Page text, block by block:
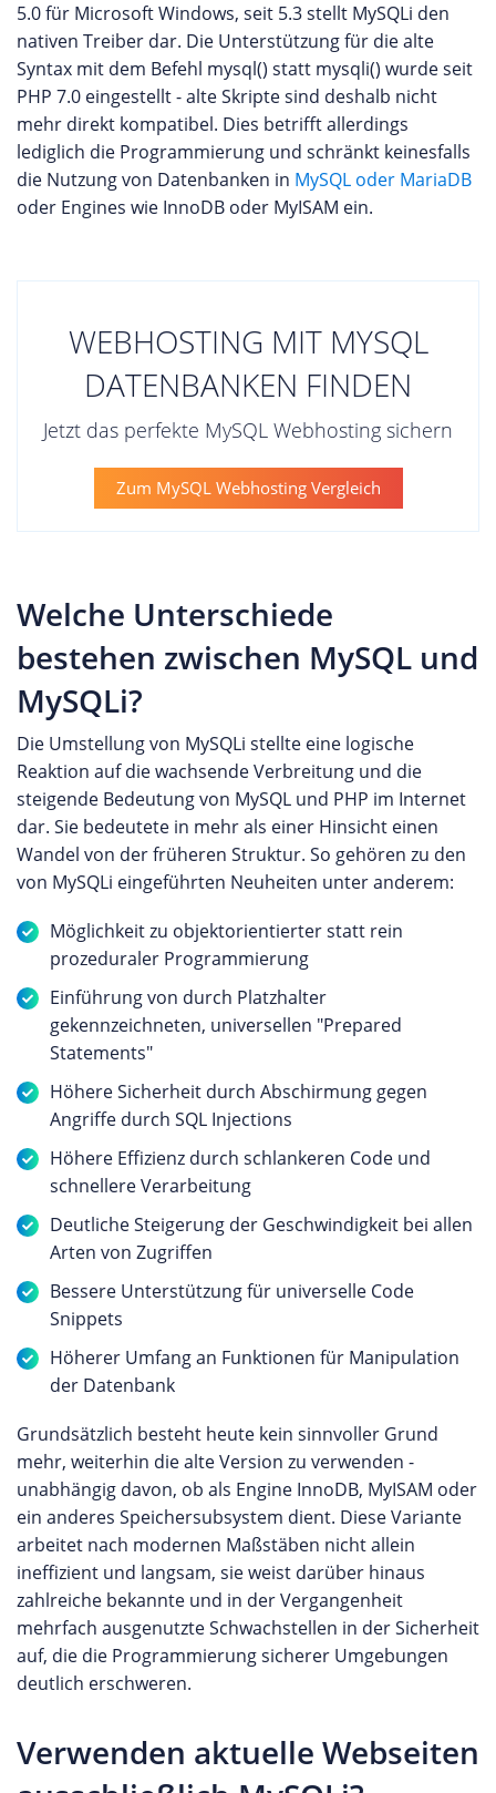
5.0 für Microsoft Windows, seit 5.3 stellt MySQLi den
nativen Treiber dar. Die Unterstützung für die alte
Syntax mit dem Befehl mysql() statt mysqli() wurde seit
PHP 7.0 eingestellt - alte Skripte sind deshalb nicht
mehr direkt kompatibel. Dies betrifft allerdings
lediglich die Programmierung und schränkt keinesfalls
die Nutzung von Datenbanken in MySQL oder MariaDB
oder Engines wie InnoDB oder MyISAM ein.
WEBHOSTING MIT MYSQL
DATENBANKEN FINDEN
Jetzt das perfekte MySQL Webhosting sichern
Zum MySQL Webhosting Vergleich
Welche Unterschiede
bestehen zwischen MySQL und
MySQLi?
Die Umstellung von MySQLi stellte eine logische
Reaktion auf die wachsende Verbreitung und die
steigende Bedeutung von MySQL und PHP im Internet
dar. Sie bedeutete in mehr als einer Hinsicht einen
Wandel von der früheren Struktur. So gehören zu den
von MySQLi eingeführten Neuheiten unter anderem:
Möglichkeit zu objektorientierter statt rein
prozeduraler Programmierung
Einführung von durch Platzhalter
gekennzeichneten, universellen "Prepared
Statements"
Höhere Sicherheit durch Abschirmung gegen
Angriffe durch SQL Injections
Höhere Effizienz durch schlankeren Code und
schnellere Verarbeitung
Deutliche Steigerung der Geschwindigkeit bei allen
Arten von Zugriffen
Bessere Unterstützung für universelle Code
Snippets
Höherer Umfang an Funktionen für Manipulation
der Datenbank
Grundsätzlich besteht heute kein sinnvoller Grund
mehr, weiterhin die alte Version zu verwenden -
unabhängig davon, ob als Engine InnoDB, MyISAM oder
ein anderes Speichersubsystem dient. Diese Variante
arbeitet nach modernen Maßstäben nicht allein
ineffizient und langsam, sie weist darüber hinaus
zahlreiche bekannte und in der Vergangenheit
mehrfach ausgenutzte Schwachstellen in der Sicherheit
auf, die die Programmierung sicherer Umgebungen
deutlich erschweren.
Verwenden aktuelle Webseiten